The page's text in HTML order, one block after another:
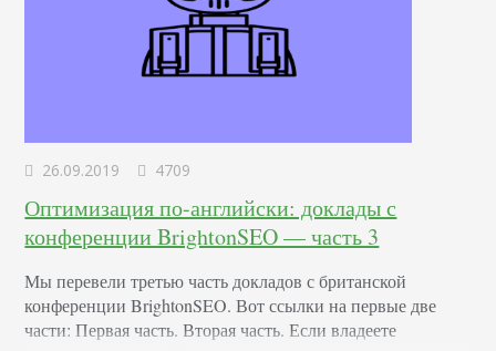
26.09.2019 4709
Оптимизация по-английски: доклады с
конференции BrightonSEO — часть 3
Мы перевели третью часть докладов с британской
конференции BrightonSEO. Вот ссылки на первые две
части: Первая часть. Вторая часть. Если владеете